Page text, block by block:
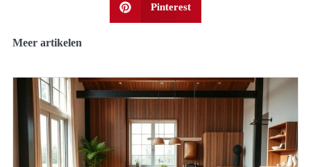
Pinterest
Meer artikelen